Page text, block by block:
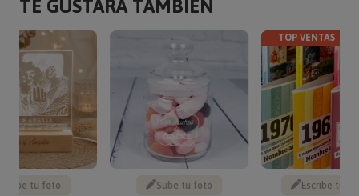
TE GUSTARÁ TAMBIÉN
Sube tu foto Sube tu foto
TOP VENTAS
Escribe tu